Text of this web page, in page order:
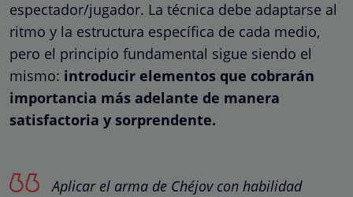
espectador/jugador. La técnica debe adaptarse al
ritmo y la estructura específica de cada medio,
pero el principio fundamental sigue siendo el
mismo: introducir elementos que cobrarán
importancia más adelante de manera
satisfactoria y sorprendente.
Aplicar el arma de Chéjov con habilidad